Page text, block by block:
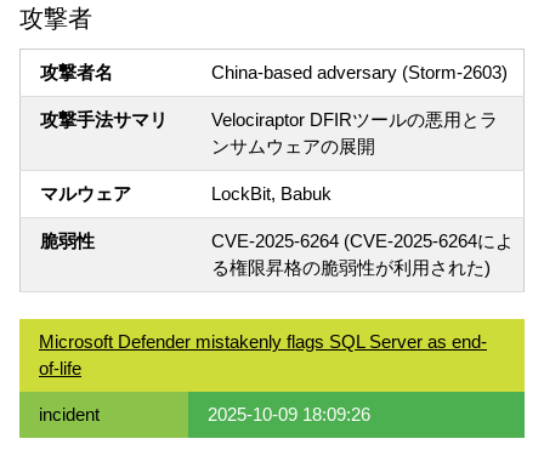
攻撃者
攻撃者名 China-based adversary (Storm-2603)
攻撃手法サマリ
Velociraptor DFIRツールの悪用とラ
ンサムウェアの展開
マルウェア LockBit, Babuk
脆弱性
CVE-2025-6264 (CVE-2025-6264によ
る権限昇格の脆弱性が利用された)
Microsoft Defender mistakenly flags SQL Server as end-
of-life
incident 2025-10-09 18:09:26